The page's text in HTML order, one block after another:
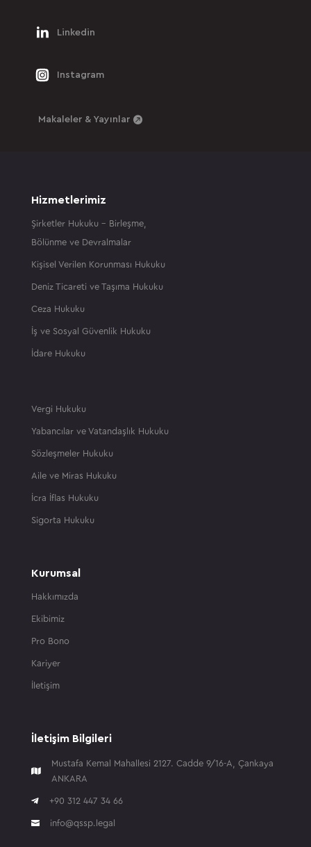
Linkedin
Instagram
Makaleler & Yayınlar
Hizmetlerimiz
Şirketler Hukuku – Birleşme,
Bölünme ve Devralmalar
Kişisel Verilen Korunması Hukuku
Deniz Ticareti ve Taşıma Hukuku
Ceza Hukuku
İş ve Sosyal Güvenlik Hukuku
İdare Hukuku
Vergi Hukuku
Yabancılar ve Vatandaşlık Hukuku
Sözleşmeler Hukuku
Aile ve Miras Hukuku
İcra İflas Hukuku
Sigorta Hukuku
Kurumsal
Hakkımızda
Ekibimiz
Pro Bono
Kariyer
İletişim
İletişim Bilgileri

Mustafa Kemal Mahallesi 2127. Cadde 9/16-A, Çankaya
ANKARA
 +90 312 447 34 66
 info@qssp.legal